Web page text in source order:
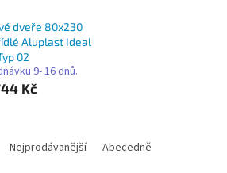
dveře 80x230
Aluplast Ideal
02
9- 16 dnů.
Kč
Nejprodávanější Abecedně